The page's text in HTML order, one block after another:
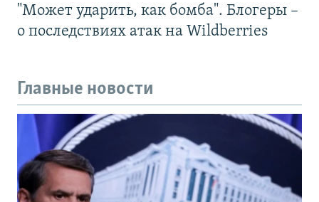
"Может ударить, как бомба". Блогеры –
о последствиях атак на Wildberries
Главные новости